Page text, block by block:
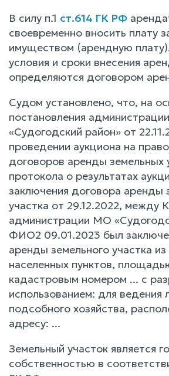
В силу п.1 ст.614 ГК РФ
своевременно вносить плату
имуществом (арендную
условия и сроки внесения
определяются договором
Судом установлено, что, на
постановления
«Судогодский район» от
проведении аукциона на
договоров аренды земельных
протокола о результатах
заключения договора аренды
участка от 29.12.2022, между
администрации МО
ФИО2 09.01.2023 был
аренды земельного участка из
населенных пунктов,
кадастровым номером ... с
использованием: для ведения
подсобного хозяйства,
адресу: ...
Земельный участок является
собственностью в